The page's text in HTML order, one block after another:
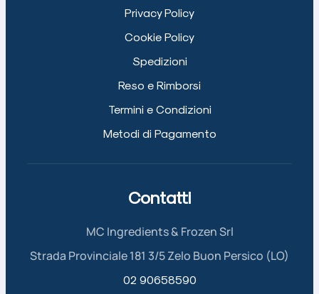
Privacy Policy
Cookie Policy
Spedizioni
Reso e Rimborsi
Termini e Condizioni
Metodi di Pagamento
Contatti
MC Ingredients & Frozen Srl
Strada Provinciale 181 3/5 Zelo Buon Persico (LO)
02 90658590